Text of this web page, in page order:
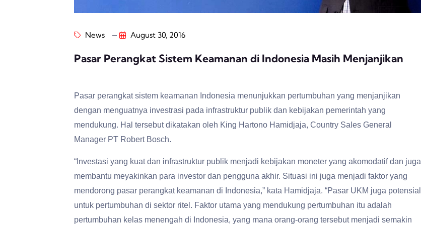
News August 30, 2016
Pasar Perangkat Sistem Keamanan di Indonesia Masih Menjanjikan
Pasar perangkat sistem keamanan Indonesia menunjukkan pertumbuhan yang menjanjikan
dengan menguatnya investrasi pada infrastruktur publik dan kebijakan pemerintah yang
mendukung. Hal tersebut dikatakan oleh King Hartono Hamidjaja, Country Sales General
Manager PT Robert Bosch.
“Investasi yang kuat dan infrastruktur publik menjadi kebijakan moneter yang akomodatif dan juga
membantu meyakinkan para investor dan pengguna akhir. Situasi ini juga menjadi faktor yang
mendorong pasar perangkat keamanan di Indonesia,” kata Hamidjaja. “Pasar UKM juga potensial
untuk pertumbuhan di sektor ritel. Faktor utama yang mendukung pertumbuhan itu adalah
pertumbuhan kelas menengah di Indonesia, yang mana orang-orang tersebut menjadi semakin